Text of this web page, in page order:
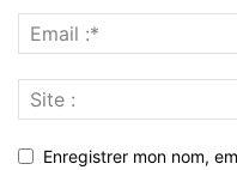
Enregistrer mon nom,